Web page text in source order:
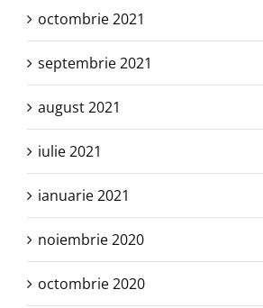
octombrie 2021
septembrie 2021
august 2021
iulie 2021
ianuarie 2021
noiembrie 2020
octombrie 2020